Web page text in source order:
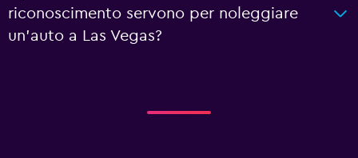
riconoscimento servono per noleggiare
un'auto a Las Vegas?